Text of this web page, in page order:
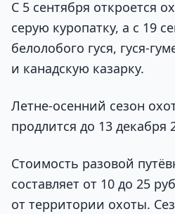
С 5 сентября откроется
серую куропатку, а с 19
белолобого гуся, гуся-
и канадскую казарку.
Летне-осенний сезон
продлится до 13 декабря
Стоимость разовой
составляет от 10 до 25
от территории охоты.